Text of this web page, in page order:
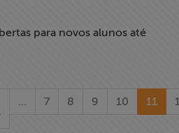
para novos alunos até
7 8 9 10 11